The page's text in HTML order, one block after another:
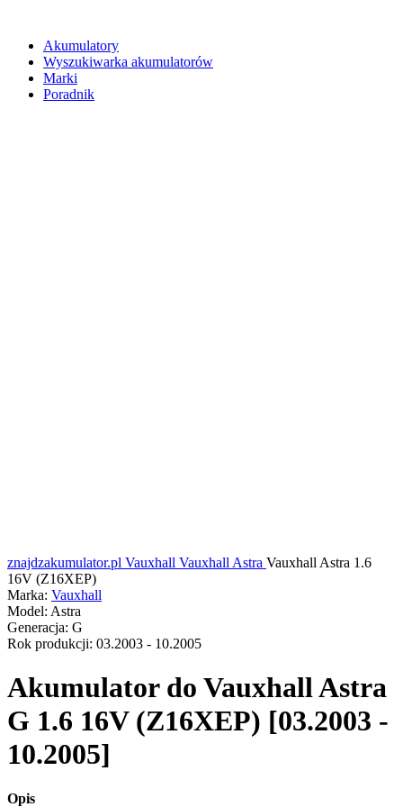
Akumulatory
Wyszukiwarka akumulatorów
Marki
Poradnik
znajdzakumulator.pl Vauxhall Vauxhall Astra Vauxhall Astra 1.6
16V (Z16XEP)
Marka: Vauxhall
Model: Astra
Generacja: G
Rok produkcji: 03.2003 - 10.2005
Akumulator do Vauxhall Astra
G 1.6 16V (Z16XEP) [03.2003 -
10.2005]
Opis